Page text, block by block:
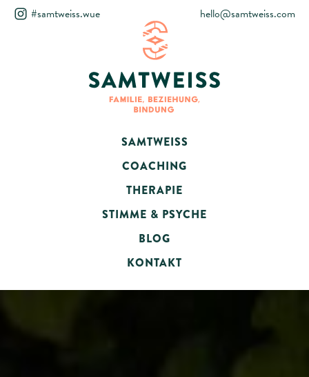
#samtweiss.wue hello@samtweiss.com
SAMTWEISS
COACHING
THERAPIE
STIMME & PSYCHE
BLOG
KONTAKT